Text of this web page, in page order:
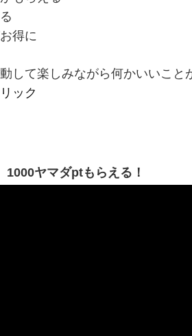
得に
して楽しみながら何かいいこ
ック
1000ヤマダptもらえる！